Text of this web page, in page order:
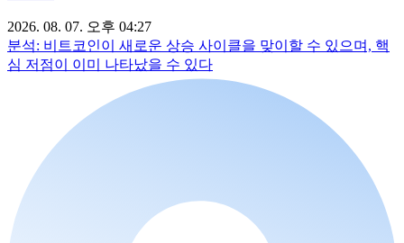
2026. 08. 07. 오후 04:27
분석: 비트코인이 새로운 상승 사이클을 맞이할 수 있으며, 핵
심 저점이 이미 나타났을 수 있다